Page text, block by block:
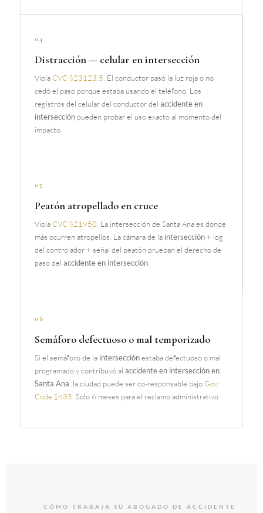
04
Distracción — celular en intersección
ViolaCVC §23123.5 . El conductor pasó la luz roja o no
cedó el paso porque estaba usando el teléfono. Los
registros del celular del conductor del accidente en
intersección pueden probar el uso exacto al momento del
impacto.
05
Peatón atropellado en cruce
ViolaCVC §21950. La intersección de Santa Ana es donde
más ocurren atropellos. La cámara de la intersección+ log
del controlador + señal del peatón prueban el derecho de
paso del accidente en intersección.
06
Semáforo defectuoso o mal temporizado
Si el semáforo de la intersecciónestaba defectuoso o mal
programado y contribuyó al accidente en intersección en
Santa Ana , la ciudad puede ser co-responsable bajoGov.
Code §835 . Solo 6 meses para el reclamo administrativo.
CÓMO TRABAJA SU ABOGADO DE ACCIDENTE